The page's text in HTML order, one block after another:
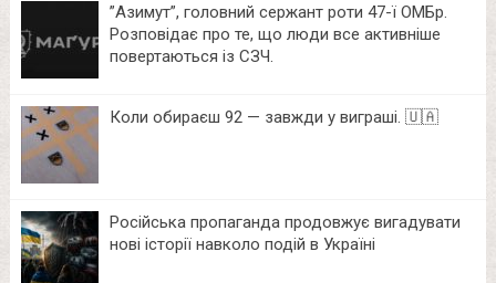
⁨”Азимут”, головний сержант роти 47-ї ОМБр.
Розповідає про те, що люди все активніше
повертаються із СЗЧ.
Коли обираєш 92 — завжди у виграші. 🇺🇦
Російська пропаганда продовжує вигадувати
нові історії навколо подій в Україні